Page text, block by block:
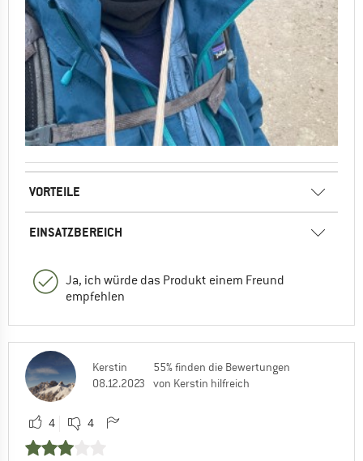
VORTEILE
EINSATZBEREICH
Ja, ich würde das Produkt einem Freund
empfehlen
Kerstin
08.12.2023
55% finden die Bewertungen
von Kerstin hilfreich
4 4